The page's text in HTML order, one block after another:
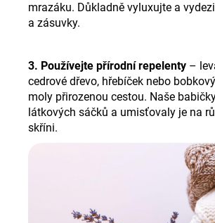
mrazáku. Důkladně vyluxujte a
a zásuvky.
3. Používejte přírodní repelenty –
cedrové dřevo, hřebíček nebo
moly přirozenou cestou. Naše
látkových sáčků a umisťovaly je na
skříni.